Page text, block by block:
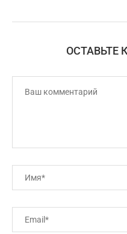
ОСТАВЬТЕ